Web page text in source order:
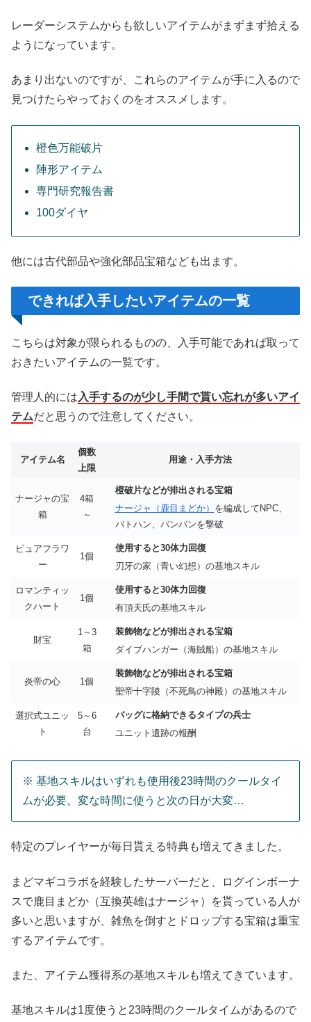
レーダーシステムからも欲しいアイテムがまずまず拾える
ようになっています。
あまり出ないのですが、これらのアイテムが手に入るので
見つけたらやっておくのをオススメします。
橙色万能破片
陣形アイテム
専門研究報告書
100ダイヤ
他には古代部品や強化部品宝箱なども出ます。
できれば入手したいアイテムの一覧
こちらは対象が限られるものの、入手可能であれば取って
おきたいアイテムの一覧です。
管理人的には 入手するのが少し手間で貰い忘れが多いアイ
テムだと思うので注意してください。
アイテム名
個数
上限
用途・入手方法
ナージャの宝
箱
4箱
～
橙破片などが排出される宝箱
ナージャ（鹿目まどか） を編成してNPC、
バトハン、バンバンを撃破
ピュアフラワ
ー
1個
使用すると30体力回復
刃牙の家（青い幻想）の基地スキル
ロマンティッ
クハート
1個
使用すると30体力回復
有頂天氏の基地スキル
財宝
1～3
箱
装飾物などが排出される宝箱
ダイブハンガー（海賊船）の基地スキル
炎帝の心 1個
装飾物などが排出される宝箱
聖帝十字陵（不死鳥の神殿）の基地スキル
選択式ユニッ
ト
5～6
台
バッグに格納できるタイプの兵士
ユニット遺跡の報酬
※ 基地スキルはいずれも使用後23時間のクールタイ
ムが必要。変な時間に使うと次の日が大変…
特定のプレイヤーが毎日貰える特典も増えてきました。
まどマギコラボを経験したサーバーだと、ログインボーナ
スで鹿目まどか（互換英雄はナージャ）を貰っている人が
多いと思いますが、雑魚を倒すとドロップする宝箱は重宝
するアイテムです。
また、アイテム獲得系の基地スキルも増えてきています。
基地スキルは1度使うと23時間のクールタイムがあるので